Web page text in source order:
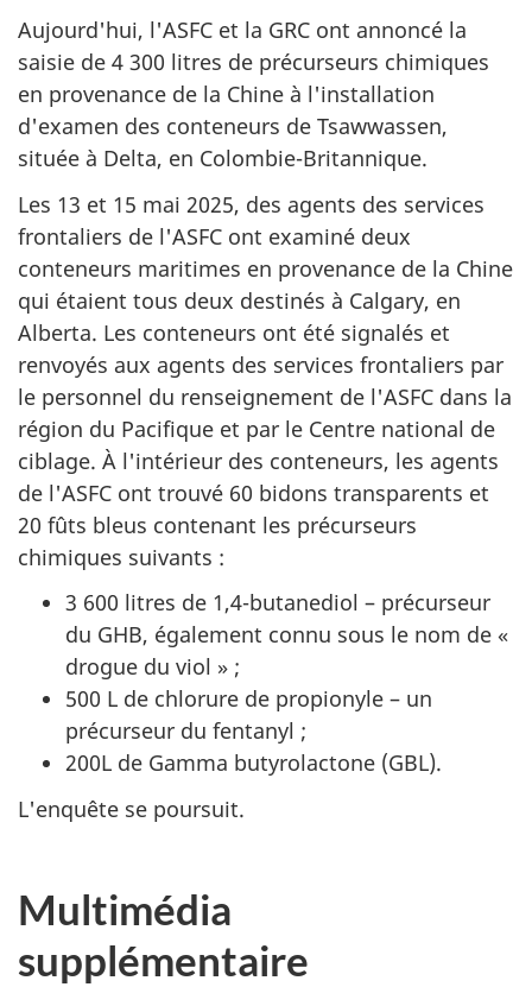
Aujourd'hui, l'ASFC et la GRC ont annoncé la
saisie de 4 300 litres de précurseurs chimiques
en provenance de la Chine à l'installation
d'examen des conteneurs de Tsawwassen,
située à Delta, en Colombie-Britannique.
Les 13 et 15 mai 2025, des agents des services
frontaliers de l'ASFC ont examiné deux
conteneurs maritimes en provenance de la Chine
qui étaient tous deux destinés à Calgary, en
Alberta. Les conteneurs ont été signalés et
renvoyés aux agents des services frontaliers par
le personnel du renseignement de l'ASFC dans la
région du Pacifique et par le Centre national de
ciblage. À l'intérieur des conteneurs, les agents
de l'ASFC ont trouvé 60 bidons transparents et
20 fûts bleus contenant les précurseurs
chimiques suivants :
3 600 litres de 1,4-butanediol – précurseur
du GHB, également connu sous le nom de «
drogue du viol » ;
500 L de chlorure de propionyle – un
précurseur du fentanyl ;
200L de Gamma butyrolactone (GBL).
L'enquête se poursuit.
Multimédia
supplémentaire